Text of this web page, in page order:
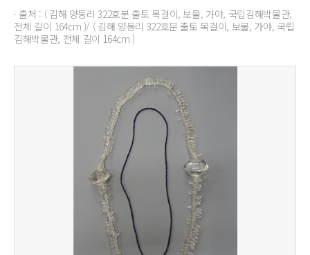
· 출처 : ( 김해 양동리 322호분 출토 목걸이, 보물, 가야, 국립김해박물관,
전체 길이 164cm )/ ( 김해 양동리 322호분 출토 목걸이, 보물, 가야, 국립
김해박물관, 전체 길이 164cm )